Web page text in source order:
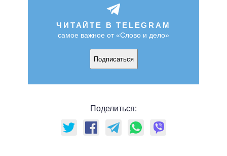
ЧИТАЙТЕ В TELEGRAM
самое важное от «Слово и дело»
Подписаться
Поделиться: